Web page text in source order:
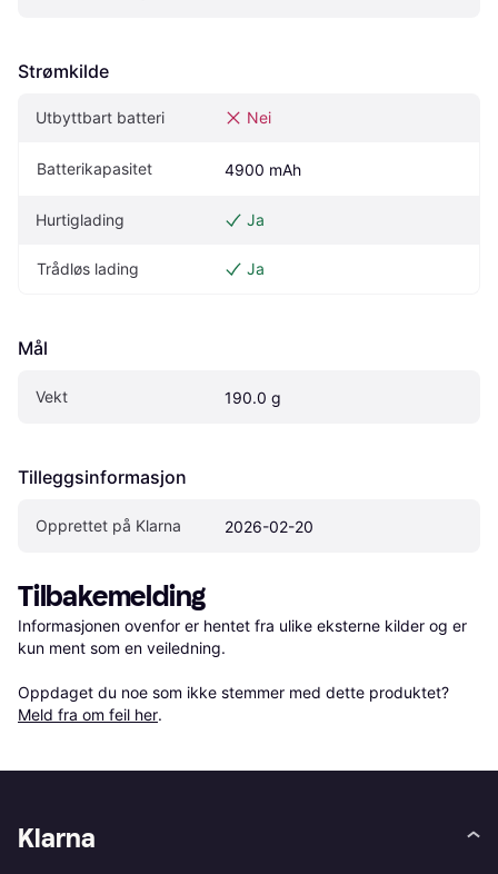
Strømkilde
Utbyttbart batteri Nei
Batterikapasitet 4900 mAh
Hurtiglading Ja
Trådløs lading Ja
Mål
Vekt 190.0 g
Tilleggsinformasjon
Opprettet på Klarna 2026-02-20
Tilbakemelding
Informasjonen ovenfor er hentet fra ulike eksterne kilder og er
kun ment som en veiledning.
Oppdaget du noe som ikke stemmer med dette produktet?
Meld fra om feil her.
Klarna